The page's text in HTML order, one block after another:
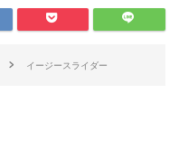
イージースライダー